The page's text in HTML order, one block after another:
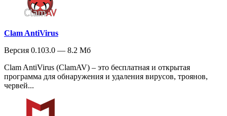
Clam AntiVirus
Версия 0.103.0 — 8.2 Мб
Clam AntiVirus (ClamAV) – это бесплатная и открытая
программа для обнаружения и удаления вирусов, троянов,
червей...